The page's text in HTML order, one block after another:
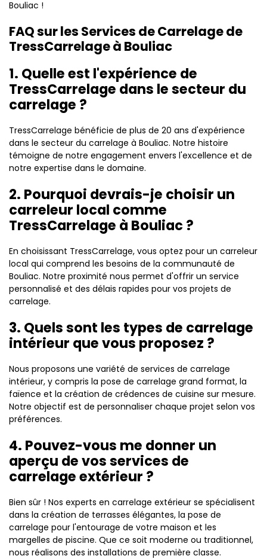
Bouliac !
FAQ sur les Services de Carrelage de
TressCarrelage à Bouliac
1. Quelle est l'expérience de
TressCarrelage dans le secteur du
carrelage ?
TressCarrelage bénéficie de plus de 20 ans d'expérience
dans le secteur du carrelage à Bouliac. Notre histoire
témoigne de notre engagement envers l'excellence et de
notre expertise dans le domaine.
2. Pourquoi devrais-je choisir un
carreleur local comme
TressCarrelage à Bouliac ?
En choisissant TressCarrelage, vous optez pour un carreleur
local qui comprend les besoins de la communauté de
Bouliac. Notre proximité nous permet d'offrir un service
personnalisé et des délais rapides pour vos projets de
carrelage.
3. Quels sont les types de carrelage
intérieur que vous proposez ?
Nous proposons une variété de services de carrelage
intérieur, y compris la pose de carrelage grand format, la
faïence et la création de crédences de cuisine sur mesure.
Notre objectif est de personnaliser chaque projet selon vos
préférences.
4. Pouvez-vous me donner un
aperçu de vos services de
carrelage extérieur ?
Bien sûr ! Nos experts en carrelage extérieur se spécialisent
dans la création de terrasses élégantes, la pose de
carrelage pour l'entourage de votre maison et les
margelles de piscine. Que ce soit moderne ou traditionnel,
nous réalisons des installations de première classe.